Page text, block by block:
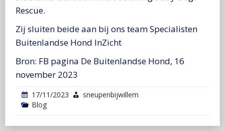
Rescue.
Zij sluiten beide aan bij ons team Specialisten
Buitenlandse Hond InZicht
Bron: FB pagina De Buitenlandse Hond, 16
november 2023
17/11/2023
sneupenbijwillem
Blog